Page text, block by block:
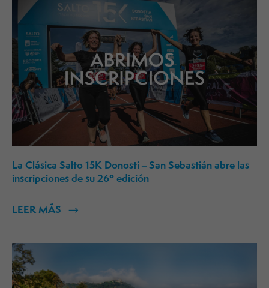
La Clásica Salto 15K Donosti – San Sebastián abre las
inscripciones de su 26º edición
LEER MÁS